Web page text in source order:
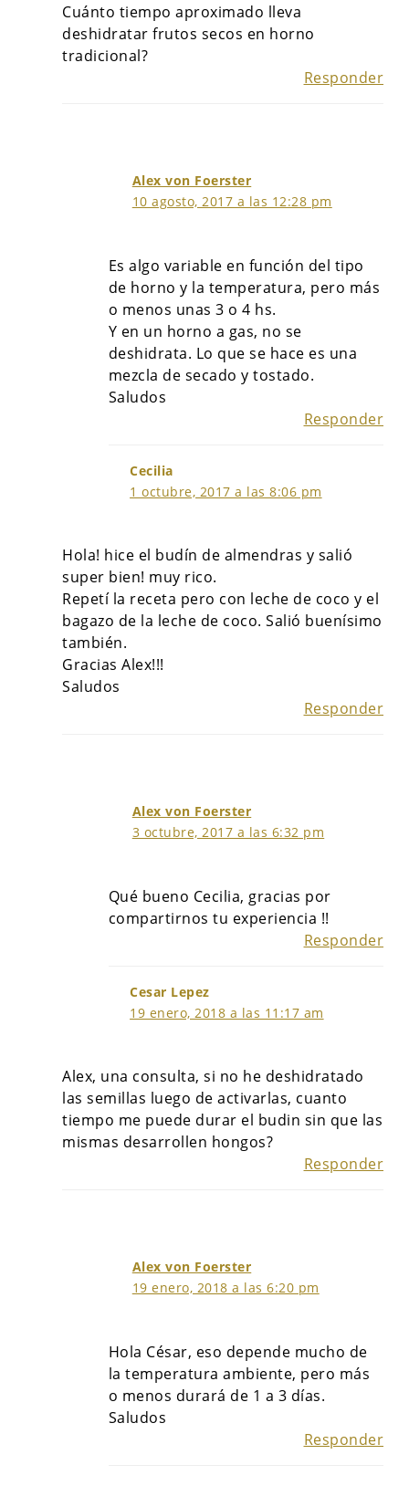
Cuánto tiempo aproximado lleva
deshidratar frutos secos en horno
tradicional?
Responder
Alex von Foerster
10 agosto, 2017 a las 12:28 pm
Es algo variable en función del tipo
de horno y la temperatura, pero más
o menos unas 3 o 4 hs.
Y en un horno a gas, no se
deshidrata. Lo que se hace es una
mezcla de secado y tostado.
Saludos
Responder
Cecilia
1 octubre, 2017 a las 8:06 pm
Hola! hice el budín de almendras y salió
super bien! muy rico.
Repetí la receta pero con leche de coco y el
bagazo de la leche de coco. Salió buenísimo
también.
Gracias Alex!!!
Saludos
Responder
Alex von Foerster
3 octubre, 2017 a las 6:32 pm
Qué bueno Cecilia, gracias por
compartirnos tu experiencia !!
Responder
Cesar Lepez
19 enero, 2018 a las 11:17 am
Alex, una consulta, si no he deshidratado
las semillas luego de activarlas, cuanto
tiempo me puede durar el budin sin que las
mismas desarrollen hongos?
Responder
Alex von Foerster
19 enero, 2018 a las 6:20 pm
Hola César, eso depende mucho de
la temperatura ambiente, pero más
o menos durará de 1 a 3 días.
Saludos
Responder